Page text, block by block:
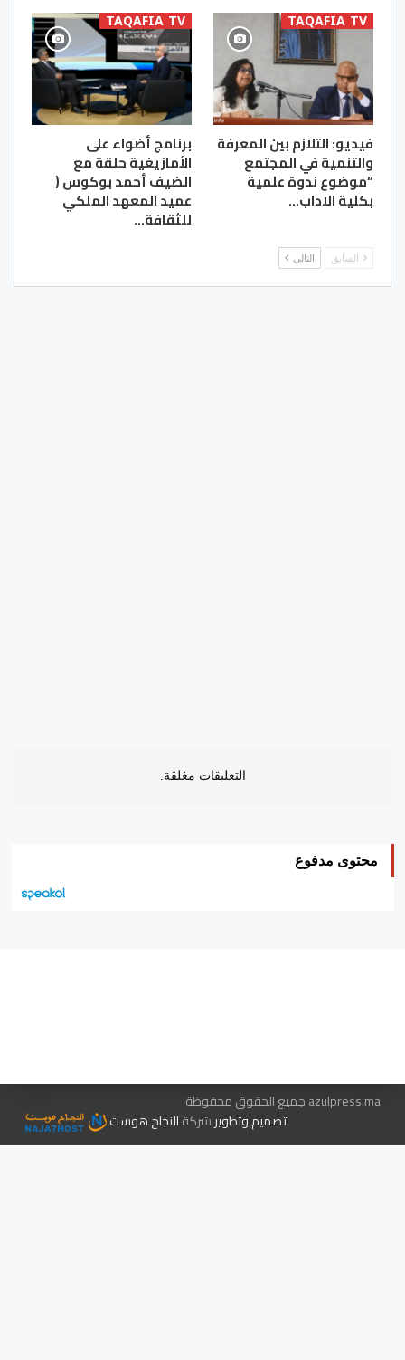
TAQAFIA TV
فيديو: التلازم بين المعرفة
والتنمية في المجتمع
“موضوع ندوة علمية
بكلية الاداب…
TAQAFIA TV
برنامج أضواء على
الأمازيغية حلقة مع
الضيف أحمد بوكوس (
عميد المعهد الملكي
للثقافة…
السابق التالي
التعليقات مغلقة.
محتوى مدفوع
azulpress.ma جميع الحقوق محفوظة
تصميم وتطويرشركةالنجاح هوست